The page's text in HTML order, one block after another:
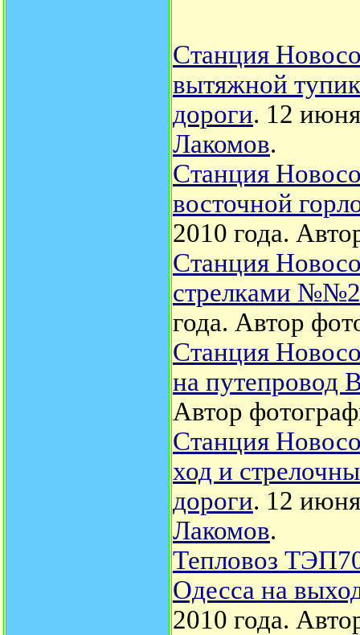
Станция
вытяжной
дороги. 12
Лакомов.
Станция
восточной
2010 года.
Станция
стрелками
года. Автор
Станция
на путепровод
Автор
Станция
ход и
дороги. 12
Лакомов.
Тепловоз
Одесса на
2010 года.